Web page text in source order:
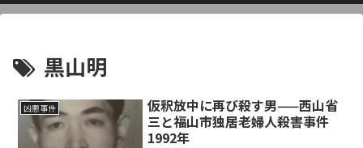
黒山明
凶悪事件
仮釈放中に再び殺す男——西山省
三と福山市独居老婦人殺害事件
1992年